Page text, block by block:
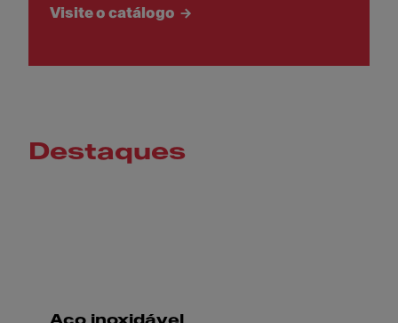
Visite o catálogo
Destaques
Aço inoxidável